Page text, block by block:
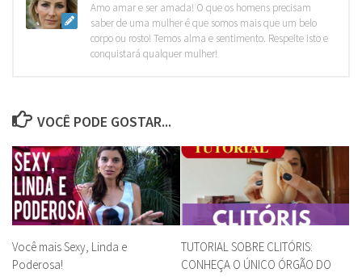
Amo amar e ser amada! O que os homens precisam
saber de uma mulher é que somos mais que um belo
corpo ou rosto! Temos alma e sentimento. Respeite isto e
conquistará qualquer mulher!
VOCÊ PODE GOSTAR...
Você mais Sexy, Linda e
Poderosa!
TUTORIAL SOBRE CLITÓRIS:
CONHEÇA O ÚNICO ÓRGÃO DO